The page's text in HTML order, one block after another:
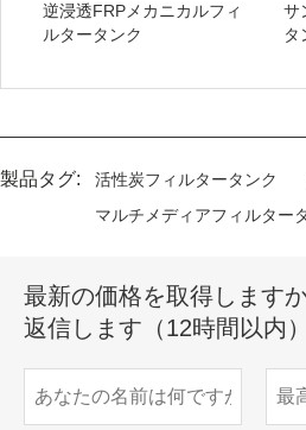
逆浸透FRPメカニカルフィ
ルタータンク
サ
タ
製品タグ: 活性炭フィルタータンク
マルチメディアフィルター
最新の価格を取得します
返信します（12時間以内）